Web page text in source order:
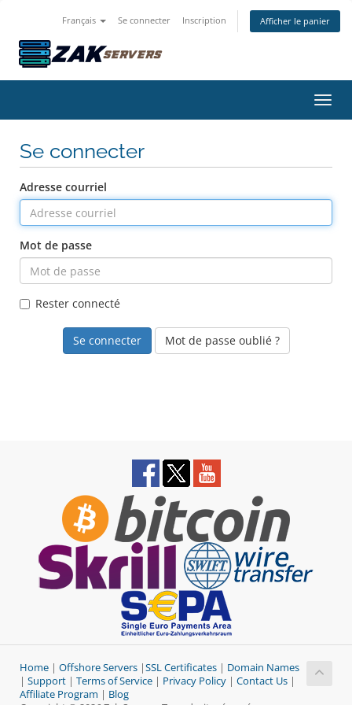
Français Se connecter Inscription Afficher le panier
Se connecter
Adresse courriel
Mot de passe
Rester connecté
Mot de passe oublié ?
Home | Offshore Servers |SSL Certificates | Domain Names
| Support | Terms of Service | Privacy Policy | Contact Us |
Affiliate Program | Blog